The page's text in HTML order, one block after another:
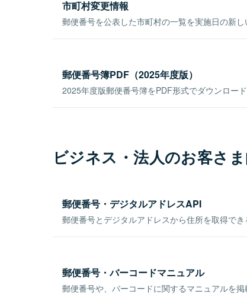
市町村変更情報
郵便番号を公表した市町村の一覧を実施日の新し
郵便番号簿PDF（2025年度版）
2025年度版郵便番号簿をPDF形式でダウンロード
ビジネス・法人のお客さ
郵便番号・デジタルアドレスAPI
郵便番号とデジタルアドレスから住所を取得でき
郵便番号・バーコードマニュアル
郵便番号や、バーコードに関するマニュアルを掲